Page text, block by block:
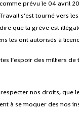
prévu le 04 avril
s’est tourné vers
que la grève est
les ont autorisés à
l’espoir des milliers
nos droits, que
à se moquer des nos